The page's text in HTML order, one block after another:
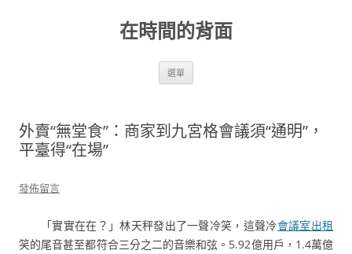
在時間的背面
選單
外賣“無堂食”：商家到九宮格會議須“通明”，
平臺得“在場”
發佈留言
「實實在在？」林天秤發出了一聲冷笑，這聲冷會議室出租
笑的尾音甚至都符合三分之二的音樂和弦。 5.92億用戶，1.4萬億